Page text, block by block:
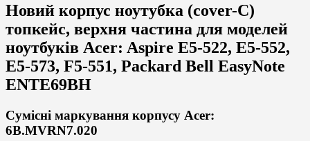
Новий корпус ноутубка (cover-C)
топкейс, верхня частина для моделей
ноутбуків Acer: Aspire E5-522, E5-552,
E5-573, F5-551, Packard Bell EasyNote
ENTE69BH
Сумісні маркування корпусу Acer:
6B.MVRN7.020